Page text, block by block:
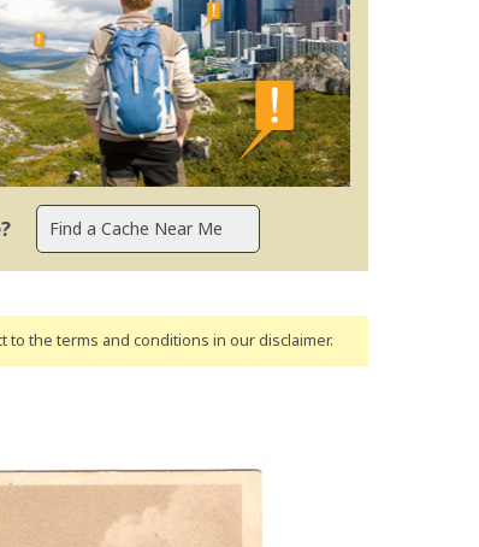
to the terms and conditions in our disclaimer.